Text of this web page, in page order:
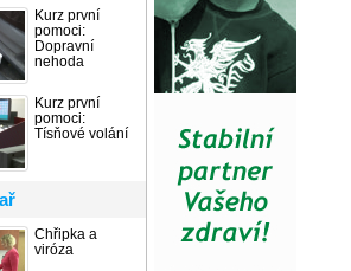
Kurz první
pomoci:
Dopravní
nehoda
Kurz první
pomoci:
Tísňové volání
Chřipka a
viróza